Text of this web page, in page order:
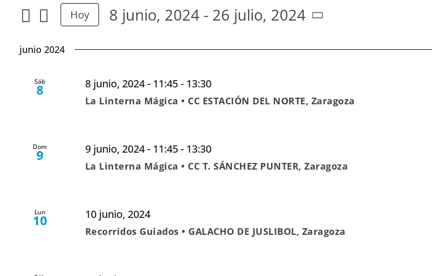
búsqueda
y
vistas
de
Eventos
para
palabra
clave.
Hoy 8 junio, 2024 - 26 julio, 2024
fecha.
junio 2024
Sáb
8 8 junio, 2024 - 11:45- 13:30
La Linterna Mágica • CC ESTACIÓN DEL NORTE, Zaragoza
Dom
9 9 junio, 2024 - 11:45- 13:30
La Linterna Mágica • CC T. SÁNCHEZ PUNTER, Zaragoza
Lun
10 10 junio, 2024
Recorridos Guiados • GALACHO DE JUSLIBOL, Zaragoza